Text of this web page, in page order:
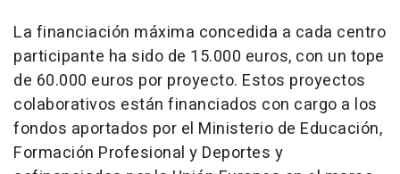
La financiación máxima concedida a cada centro
participante ha sido de 15.000 euros, con un tope
de 60.000 euros por proyecto. Estos proyectos
colaborativos están financiados con cargo a los
fondos aportados por el Ministerio de Educación,
Formación Profesional y Deportes y